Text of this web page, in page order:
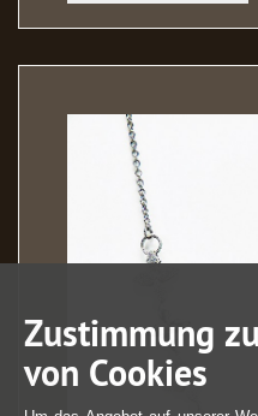
Zustimmung
von Cookies